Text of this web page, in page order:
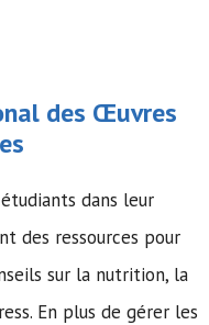
des Œuvres
dans leur
des ressources pour
sur la nutrition, la
En plus de gérer les